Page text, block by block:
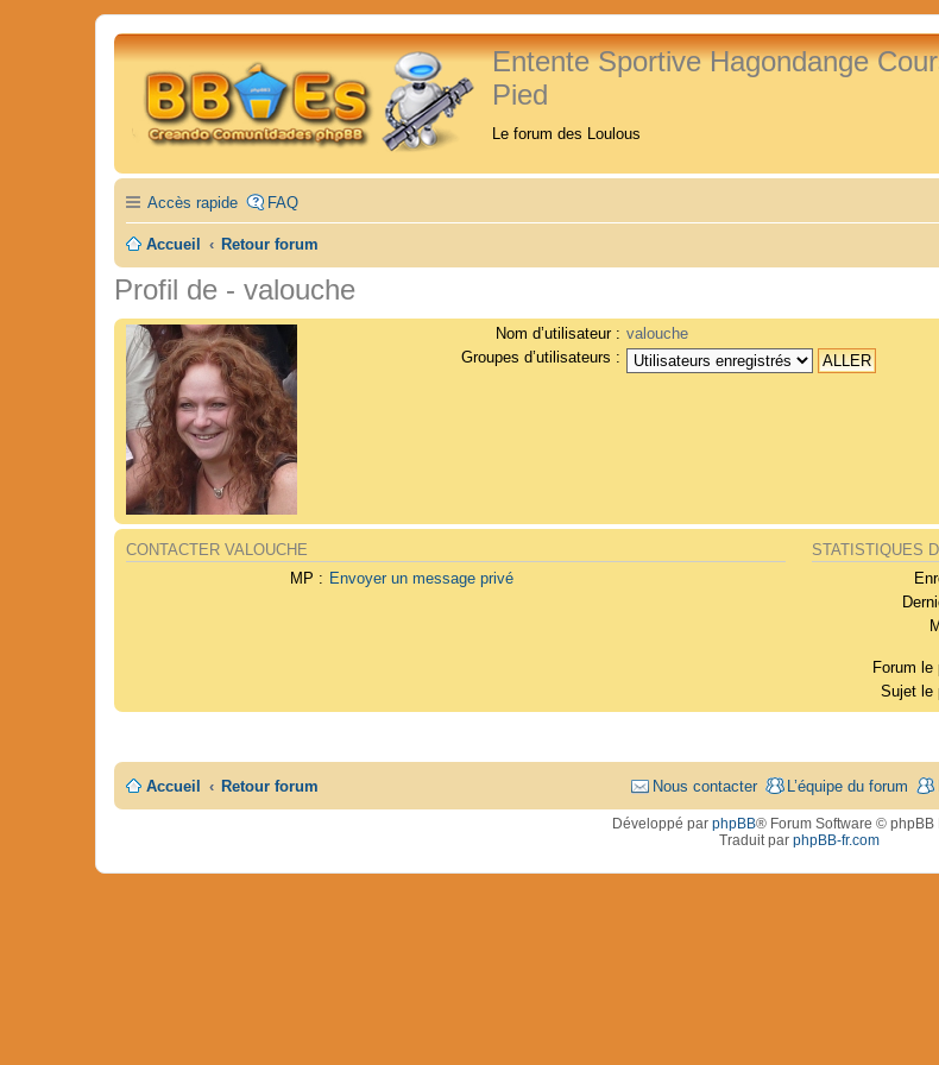
Entente Sportive Hagondange
Pied
Le forum des Loulous
Accès rapide FAQ
Accueil Retour forum
Profil de - valouche
Nom d’utilisateur : valouche
Groupes d’utilisateurs :
CONTACTER VALOUCHE
MP : Envoyer un message privé
STATISTIQUES
Forum
Sujet le
Accueil Retour forum L’équipe du forum
Nous contacter
Développé par phpBB® Forum Software © phpBB
Traduit par phpBB-fr.com